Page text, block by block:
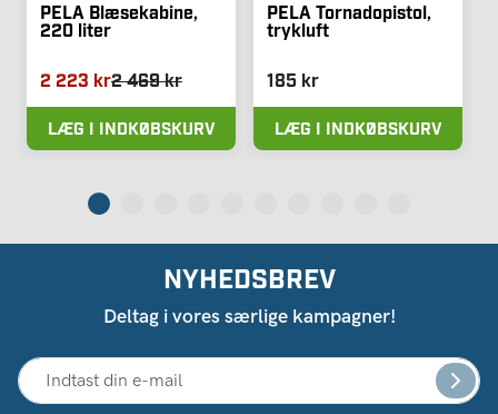
PELA Blæsekabine,
220 liter
2 223 kr2 469 kr
LÆG I INDKØBSKURV
PELA Tornadopistol,
trykluft
185 kr
LÆG I INDKØBSKURV
NYHEDSBREV
Deltag i vores særlige kampagner!